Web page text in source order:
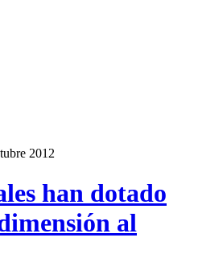
2012
han dotado
al